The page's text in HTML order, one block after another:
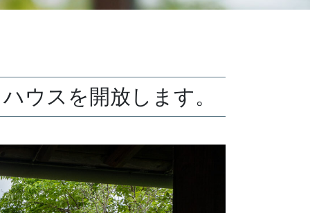
ウスを開放します。